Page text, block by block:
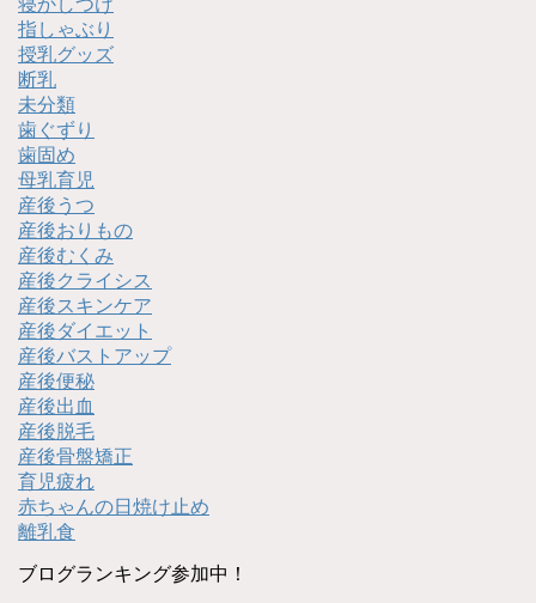
指しゃぶり
授乳グッズ
断乳
未分類
歯ぐずり
歯固め
母乳育児
産後うつ
産後おりもの
産後むくみ
産後クライシス
産後スキンケア
産後ダイエット
産後バストアップ
産後便秘
産後出血
産後脱毛
産後骨盤矯正
育児疲れ
赤ちゃんの日焼け止め
離乳食
ブログランキング参加中！